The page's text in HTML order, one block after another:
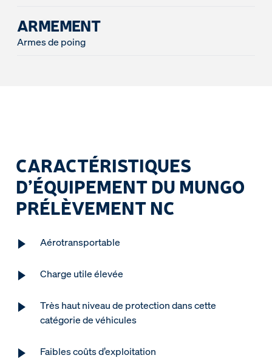
ARMEMENT
Armes de poing
CARACTÉRISTIQUES
D’ÉQUIPEMENT DU MUNGO
PRÉLÈVEMENT NC
Aérotransportable
Charge utile élevée
Très haut niveau de protection dans cette
catégorie de véhicules
Faibles coûts d’exploitation